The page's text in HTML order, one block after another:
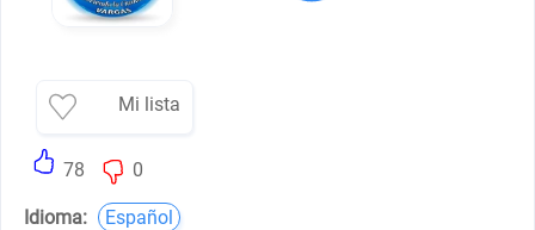
Mi lista
78 0
Idioma:
Español